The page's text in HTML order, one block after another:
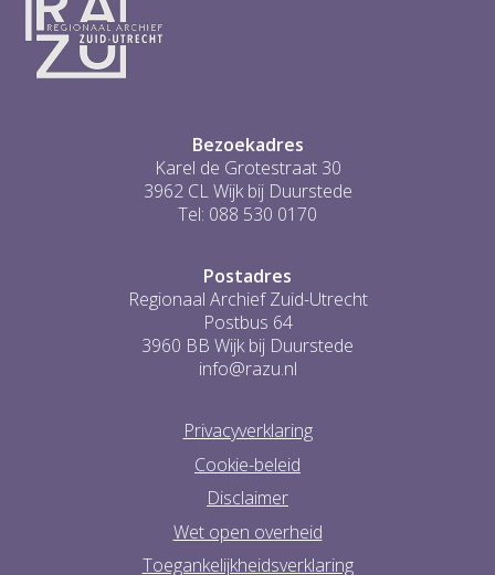
4
5
6
...
Bezoekadres
Karel de Grotestraat 30
3962 CL Wijk bij Duurstede
Tel: 088 530 0170
Postadres
Regionaal Archief Zuid-Utrecht
Postbus 64
3960 BB Wijk bij Duurstede
info@razu.nl
Privacyverklaring
Cookie-beleid
Disclaimer
Wet open overheid
Toegankelijkheidsverklaring